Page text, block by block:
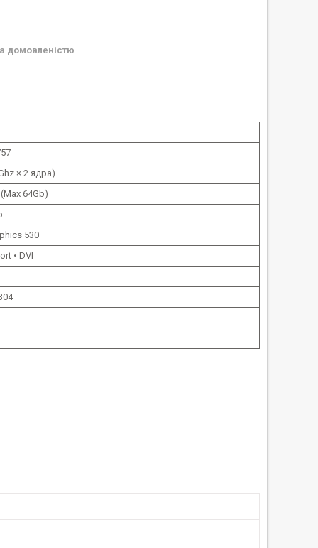
домовленістю
× 2 ядра)
64Gb)
530
• DVI